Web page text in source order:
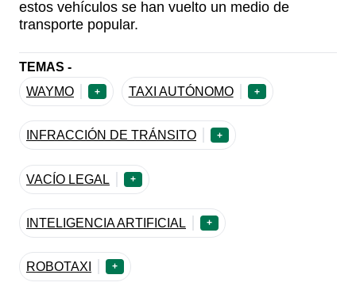
estos vehículos se han vuelto un medio de
transporte popular.
TEMAS -
WAYMO
+ TAXI AUTÓNOMO +
INFRACCIÓN DE TRÁNSITO +
VACÍO LEGAL +
INTELIGENCIA ARTIFICIAL +
ROBOTAXI +